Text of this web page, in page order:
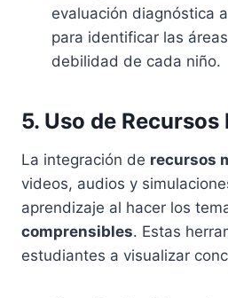
evaluación diagnóstica
para identificar las
debilidad de cada niño.
5. Uso de
La integración de recursos
videos, audios y
aprendizaje al hacer los
comprensibles. Estas
estudiantes a visualizar